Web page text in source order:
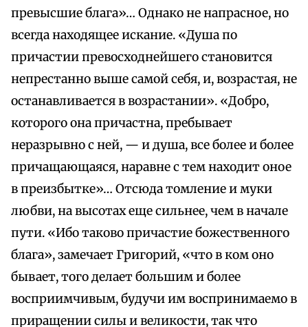
превысшие блага»… Однако не напрасное, но
всегда находящее искание. «Душа по
причастии превосходнейшего становится
непрестанно выше самой себя, и, возрастая, не
останавливается в возрастании». «Добро,
которого она причастна, пребывает
неразрывно с ней, — и душа, все более и более
причащающаяся, наравне с тем находит оное
в преизбытке»… Отсюда томление и муки
любви, на высотах еще сильнее, чем в начале
пути. «Ибо таково причастие божественного
блага», замечает Григорий, «что в ком оно
бывает, того делает большим и более
восприимчивым, будучи им воспринимаемо в
приращении силы и великости, так что